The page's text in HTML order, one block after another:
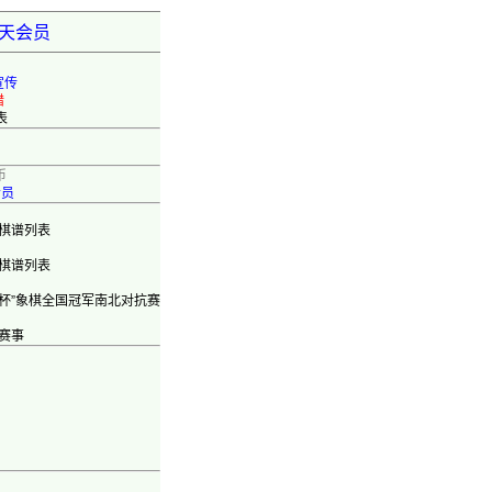
会员
传
谱列表
谱列表
”象棋全国冠军南北对抗赛
事